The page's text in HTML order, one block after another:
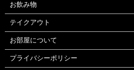
お飲み物
テイクアウト
お部屋について
プライバシーポリシー